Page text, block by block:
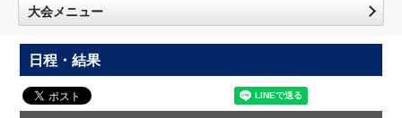
大会メニュー
日程・結果